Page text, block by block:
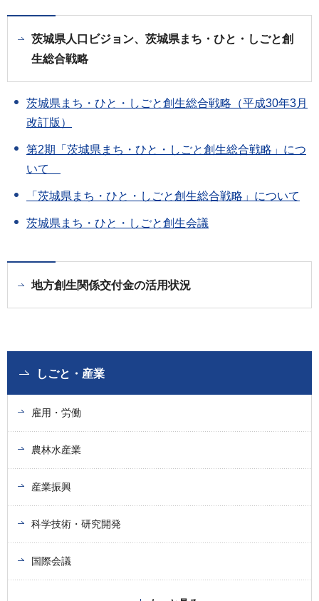
茨城県人口ビジョン、茨城県まち・ひと・しごと創
生総合戦略
茨城県まち・ひと・しごと創生総合戦略（平成30年3月
改訂版）
第2期「茨城県まち・ひと・しごと創生総合戦略」につ
いて
「茨城県まち・ひと・しごと創生総合戦略」について
茨城県まち・ひと・しごと創生会議
地方創生関係交付金の活用状況
しごと・産業
雇用・労働
農林水産業
産業振興
科学技術・研究開発
国際会議